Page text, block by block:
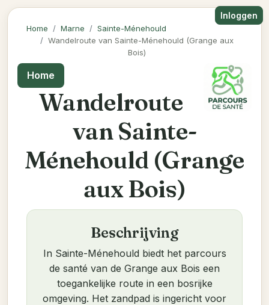
Inloggen
Home Marne
Sainte-Ménehould
Wandelroute van Sainte-Ménehould (Grange aux
Bois)
Home
Wandelroute
van Sainte-
Ménehould (Grange
aux Bois)
Beschrijving
In Sainte-Ménehould biedt het parcours
de santé van de Grange aux Bois een
toegankelijke route in een bosrijke
omgeving. Het zandpad is ingericht voor